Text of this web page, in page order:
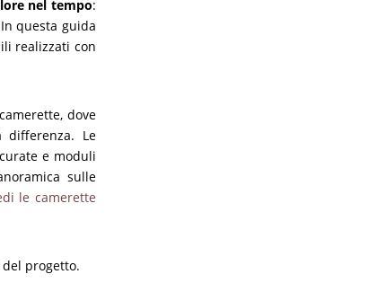
nel tempo:
questa guida
realizzati con
dove
differenza. Le
e moduli
sulle
le camerette
del progetto.